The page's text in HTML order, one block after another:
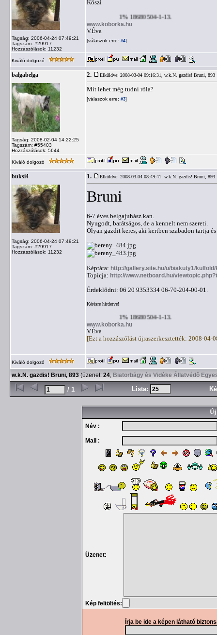
Tagság: 2006-04-24 07:49:21
Tagszám: #29917
Hozzászólások: 11232
Köszi
1% 18680504-1-13.
www.koborka.hu
V.Éva
[válaszok erre: #4]
Kiváló dolgozó
balgabelga
Tagság: 2008-02-04 14:22:25
Tagszám: #55403
Hozzászólások: 5644
2. Elküldve: 2008-03-04 09:16:31, w.k.N. gazdis! Bruni, 893
Mit lehet még tudni róla?
[válaszok erre: #3]
Kiváló dolgozó
buksi4
Tagság: 2006-04-24 07:49:21
Tagszám: #29917
Hozzászólások: 11232
1. Elküldve: 2008-03-04 08:49:41, w.k.N. gazdis! Bruni, 893
Bruni
6-7 éves belgajuhász kan.
Nyugodt, barátságos, de a kennelt nem szereti.
Olyan gazdit keres, aki kertben szabadon tartja
Képtára: http://gallery.site.hu/u/biakuty1/
Topicja: http://www.netboard.hu/
Érdeklődni: 06 20 9353334 06-70-204-00-01.
Kérésre hirdetve!
1% 18680504-1-13.
www.koborka.hu
V.Éva
[Ezt a hozzászólást újraszerkesztették: 2008-04-
Kiváló dolgozó
w.k.N. gazdis! Bruni, 893 (üzenet: 24, Biatorbágy és Vidéke Állatvédő
/ 1 Lista:
Új
Név :
Mail :
Üzenet:
Kép feltöltés:
Írja be ide a képen látható